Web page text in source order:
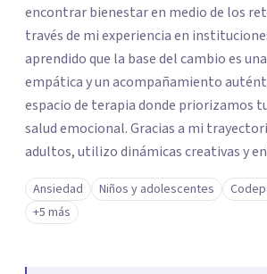
encontrar bienestar en medio de los
través de mi experiencia en
aprendido que la base del cambio es
empática y un acompañamiento
espacio de terapia donde priorizamos
salud emocional. Gracias a mi
adultos, utilizo dinámicas creativas y
a tus necesidades específicas. Estoy
y brindarte las herramientas necesarias
tu paz mental.
Ansiedad Niños y adolescentes
+5 más